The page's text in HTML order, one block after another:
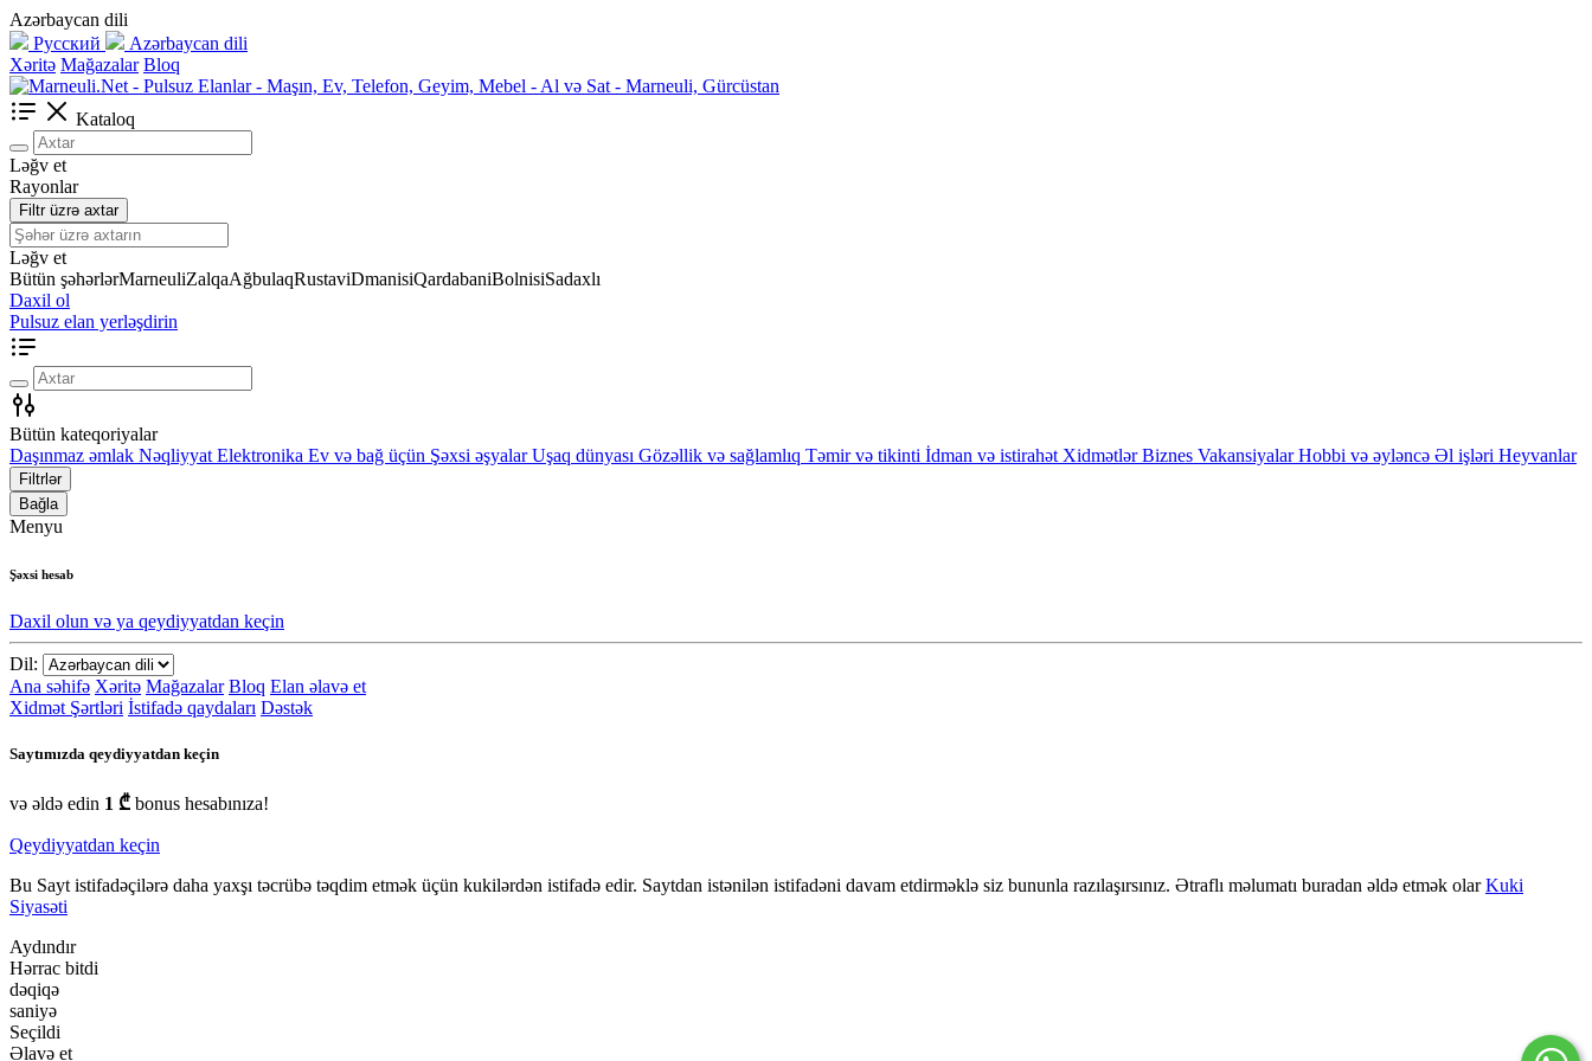
Azərbaycan dili
Русский
Azərbaycan dili
Xəritə Mağazalar Bloq
Kataloq
Ləğv et
Rayonlar
Filtr üzrə axtar
Ləğv et
Bütün şəhərlərMarneuliZalqaAğbulaqRustaviDmanisiQardabaniBolnisiSadaxlı
Daxil ol
Pulsuz elan yerləşdirin
Bütün kateqoriyalar
Daşınmaz əmlak Nəqliyyat Elektronika Ev və bağ üçün Şəxsi əşyalar Uşaq dünyası Gözəllik və sağlamlıq Təmir və tikinti İdman və istirahət Xidmətlər Biznes Vakansiyalar Hobbi və əyləncə Əl işləri Heyvanlar
Filtrlər
Bağla
Menyu
Şəxsi hesab
Daxil olun və ya qeydiyyatdan keçin
Dil:
Ana səhifə Xəritə Mağazalar Bloq Elan əlavə et
Xidmət Şərtləri İstifadə qaydaları Dəstək
Saytımızda qeydiyyatdan keçin
və əldə edin 1 ₾ bonus hesabınıza!
Qeydiyyatdan keçin
Bu Sayt istifadəçilərə daha yaxşı təcrübə təqdim etmək üçün kukilərdən istifadə edir. Saytdan istənilən istifadəni davam etdirməklə siz bununla razılaşırsınız. Ətraflı məlumatı buradan əldə etmək olarKuki
Siyasəti
Aydındır
Hərrac bitdi
dəqiqə
saniyə
Seçildi
Əlavə et